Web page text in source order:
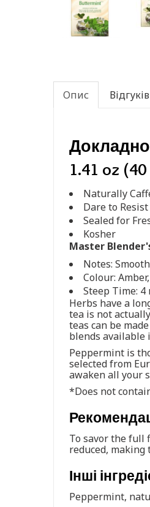
Опис
Докладно
1.41 oz (40
Naturally
Dare to
Sealed for
Kosher
Master
Notes:
Colour:
Steep Time:
Herbs have a
tea is not
teas can be
blends available
Peppermint is
selected from
awaken all your
*Does not
To savor the full
reduced, making
Інші
Peppermint,